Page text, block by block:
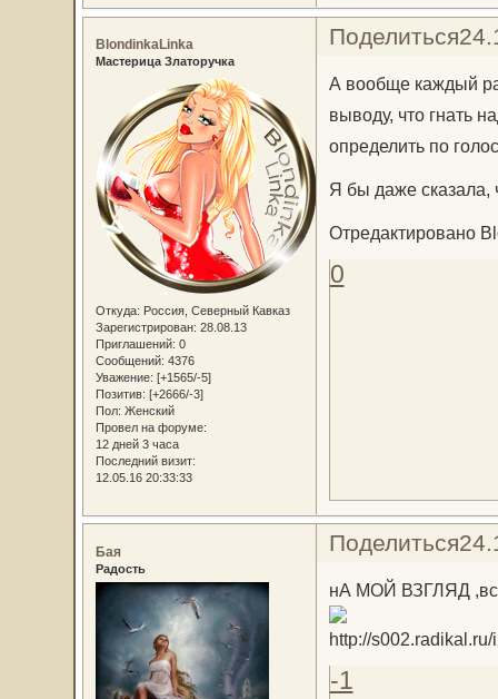
Поделиться
BlondinkaLinka
Мастерица Златоручка
Откуда: Россия, Северный Кавказ
Зарегистрирован: 28.08.13
Приглашений: 0
Сообщений: 4376
Уважение: [+1565/-5]
Позитив: [+2666/-3]
Пол: Женский
Провел на форуме:
12 дней 3 часа
Последний визит:
12.05.16 20:33:33
А вообще каждый
выводу, что гнать
определить по
Я бы даже сказала,
Отредактировано
0
Поделиться
Бая
Радость
нА МОЙ ВЗГЛЯД
-1